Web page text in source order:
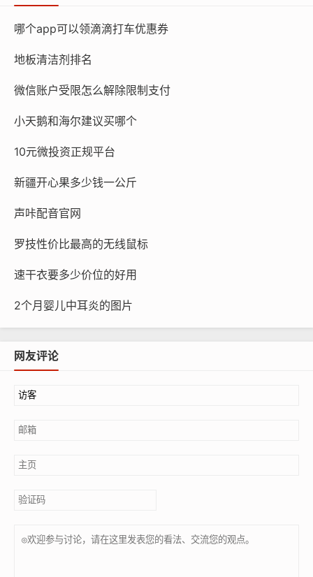
哪个app可以领滴滴打车优惠券
地板清洁剂排名
微信账户受限怎么解除限制支付
小天鹅和海尔建议买哪个
10元微投资正规平台
新疆开心果多少钱一公斤
声咔配音官网
罗技性价比最高的无线鼠标
速干衣要多少价位的好用
2个月婴儿中耳炎的图片
网友评论